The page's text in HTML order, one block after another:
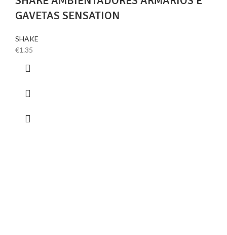
GAVETAS SENSATION
SHAKE
€1.35